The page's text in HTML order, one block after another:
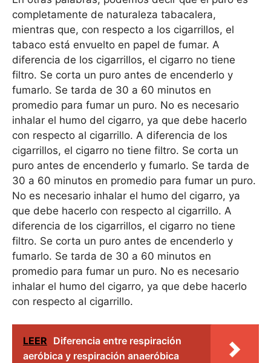
completamente de naturaleza tabacalera,
mientras que, con respecto a los cigarrillos, el
tabaco está envuelto en papel de fumar. A
diferencia de los cigarrillos, el cigarro no tiene
filtro. Se corta un puro antes de encenderlo y
fumarlo. Se tarda de 30 a 60 minutos en
promedio para fumar un puro. No es necesario
inhalar el humo del cigarro, ya que debe hacerlo
con respecto al cigarrillo. A diferencia de los
cigarrillos, el cigarro no tiene filtro. Se corta un
puro antes de encenderlo y fumarlo. Se tarda de
30 a 60 minutos en promedio para fumar un puro.
No es necesario inhalar el humo del cigarro, ya
que debe hacerlo con respecto al cigarrillo. A
diferencia de los cigarrillos, el cigarro no tiene
filtro. Se corta un puro antes de encenderlo y
fumarlo. Se tarda de 30 a 60 minutos en
promedio para fumar un puro. No es necesario
inhalar el humo del cigarro, ya que debe hacerlo
con respecto al cigarrillo.
LEER Diferencia entre respiración
aeróbica y respiración anaeróbica